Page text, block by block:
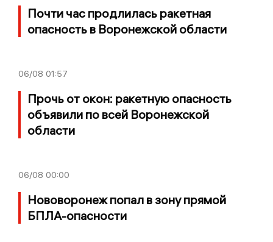
Почти час продлилась ракетная
опасность в Воронежской области
06/08 01:57
Прочь от окон: ракетную опасность
объявили по всей Воронежской
области
06/08 00:00
Нововоронеж попал в зону прямой
БПЛА-опасности